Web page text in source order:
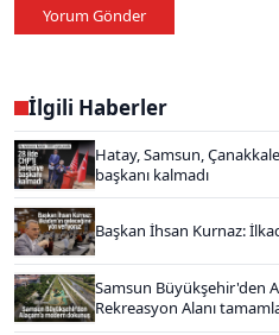
Yorum Gönder
İlgili Haberler
Hatay, Samsun,
başkanı kalmadı
Başkan İhsan Kurnaz:
Samsun Büyükşehir'den
Rekreasyon Alanı